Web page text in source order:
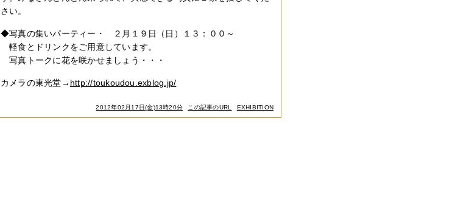
さい。
◆写真の集いパーティー・ ２月１９日（日）１３：００～
軽食とドリンクをご用意しています。
写真トークに花を咲かせましょう・・・
カメラの東光堂→ http://toukoudou.exblog.jp/
2012年02月17日(金)13時20分 この記事のURL EXHIBITION